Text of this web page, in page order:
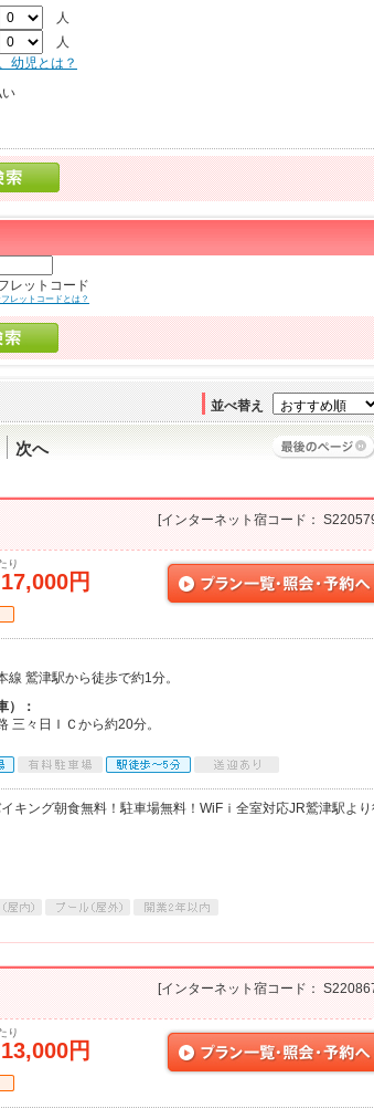
人
人
幼児とは？
レットコード
レットコードとは？
並べ替え
次へ
[インターネット宿コード：
り
円
線 鷲津駅から徒歩で約1分。
）：
三々日ＩＣから約20分。
キング朝食無料！駐車場無料！WiFｉ全室対応JR鷲津駅よ
[インターネット宿コード：
り
円